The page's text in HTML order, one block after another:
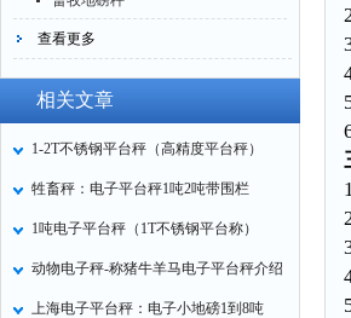
查看更多
相关文章
1-2T不锈钢平台秤（高精度平台秤）
牲畜秤：电子平台秤1吨2吨带围栏
1吨电子平台秤（1T不锈钢平台称）
动物电子秤-称猪牛羊马电子平台秤介绍
上海电子平台秤：电子小地磅1到8吨